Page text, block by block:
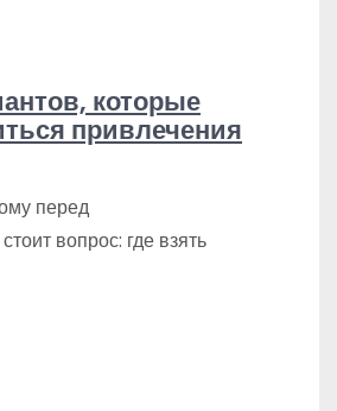
которые
привлечения
перед
вопрос: где взять